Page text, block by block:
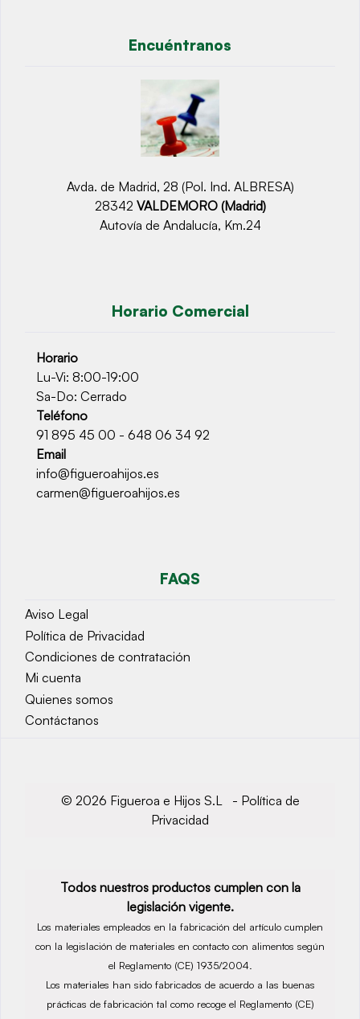
Encuéntranos
Avda. de Madrid, 28 (Pol. Ind. ALBRESA)
28342 VALDEMORO (Madrid)
Autovía de Andalucía, Km.24
Horario Comercial
Horario
Lu-Vi: 8:00-19:00
Sa-Do: Cerrado
Teléfono
91 895 45 00 - 648 06 34 92
Email
info@figueroahijos.es
carmen@figueroahijos.es
FAQS
Aviso Legal
Política de Privacidad
Condiciones de contratación
Mi cuenta
Quienes somos
Contáctanos
© 2026 Figueroa e Hijos S.L - Política de
Privacidad
Todos nuestros productos cumplen con la
legislación vigente.
Los materiales empleados en la fabricación del artículo cumplen
con la legislación de materiales en contacto con alimentos según
el Reglamento (CE) 1935/2004.
Los materiales han sido fabricados de acuerdo a las buenas
prácticas de fabricación tal como recoge el Reglamento (CE)